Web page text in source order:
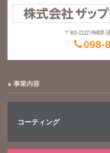
〒901-2122 沖縄県
098-
事業内容
コーティング